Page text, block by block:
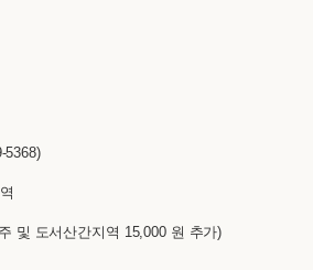
5368)
및 도서산간지역 15,000 원 추가)